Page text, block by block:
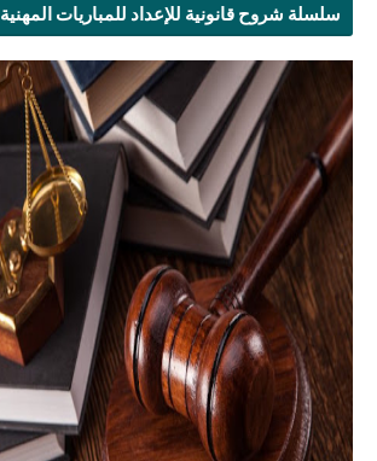
سلسلة شروح قانونية للإعداد للمباريات المهنية